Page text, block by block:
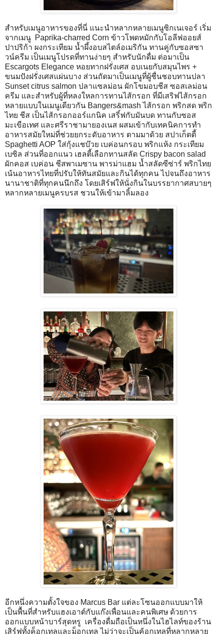
สำหรับเมนูอาหารของที่นี่ แนะนำหลากหลายเมนูซิกเนเจอร์ เริ่ม
จากเมนู Paprika-charred Corn ข้าวโพดหมักกับโอลีฟออยส์
ปาปริก้า ผงกระเทียม น้ำผึ้งอบสไตล์อเมริกัน ทานคู่กับซอสซา
วน์ครีม เป็นเมนูโปรดที่ทานง่ายๆ สำหรับนักดื่ม ต่อมาเป็น
Escargots Elegance หอยทากฝรั่งเศส อบเนยกับสมุนไพร +
ขนมปังฝรั่งเศสแผ่นบาง ส่วนถัดมาเป็นเมนูที่ผู้ชื่นชอบทานปลา
Sunset citrus salmon ปลาแซลม่อน ผักโขมอบชีส ซอสเลม่อน
ครีม และสำหรับผู้ที่หลงใหลการทานไส้กรอก ที่มีเสริฟไส้กรอก
หลายแบบในเมนูเดียวกัน Bangers&mash ไส้กรอก พริกสด พริก
ไทย ชีส เป็นไส้กรอกออร์แกนิค เสริ์ฟกับมันบด ทานกับซอส
มะเขือเทศ และศรีราชามายองเนส ผสมเข้ากับเทคนิคการทำ
อาหารสมัยใหม่ที่ช่วยยกระดับอาหาร ตามมาด้วย สปาเก็ตตี้
Spaghetti AOP ใส่กุ้งแชบ๊วย เบค่อนกรอบ พริกแห้ง กระเทียม
เบซิล ส่วนที่ออกแนว เฮลตี้เลือกทานสลัด Crispy bacon salad
ผักคอส เบค่อน ชีสพาเมซาน พารม่าแฮม น้ำสลัดซีซ่าร์ พริกไทย
เน้นอาหารไทยที่ปรับให้ทันสมัยและกินได้ทุกคน ไปจนถึงอาหาร
นานาชาติที่ทุกคนนึกถึง โดยเสิร์ฟให้นั่งกินในบรรยากาศสบายๆ
หลากหลายเมนูครบรส ชวนให้เข้ามาลิ้มลอง
อีกหนึ่งความตั้งใจของ Marcus Bar แต่ละโซนออกแบบมาให้
เป็นพื้นที่สำหรับแฮงเอาต์กับแก๊งเพื่อนและคนพิเศษ ด้วยการ
ออกแบบหน้าบาร์สุดหรู เครื่องดื่มถือเป็นหนึ่งในไฮไลท์ของร้าน
เสิร์ฟทั้งค็อกเทลและม็อกเทล ไม่ว่าจะเป็นค้อกเทลที่หลากหลาย